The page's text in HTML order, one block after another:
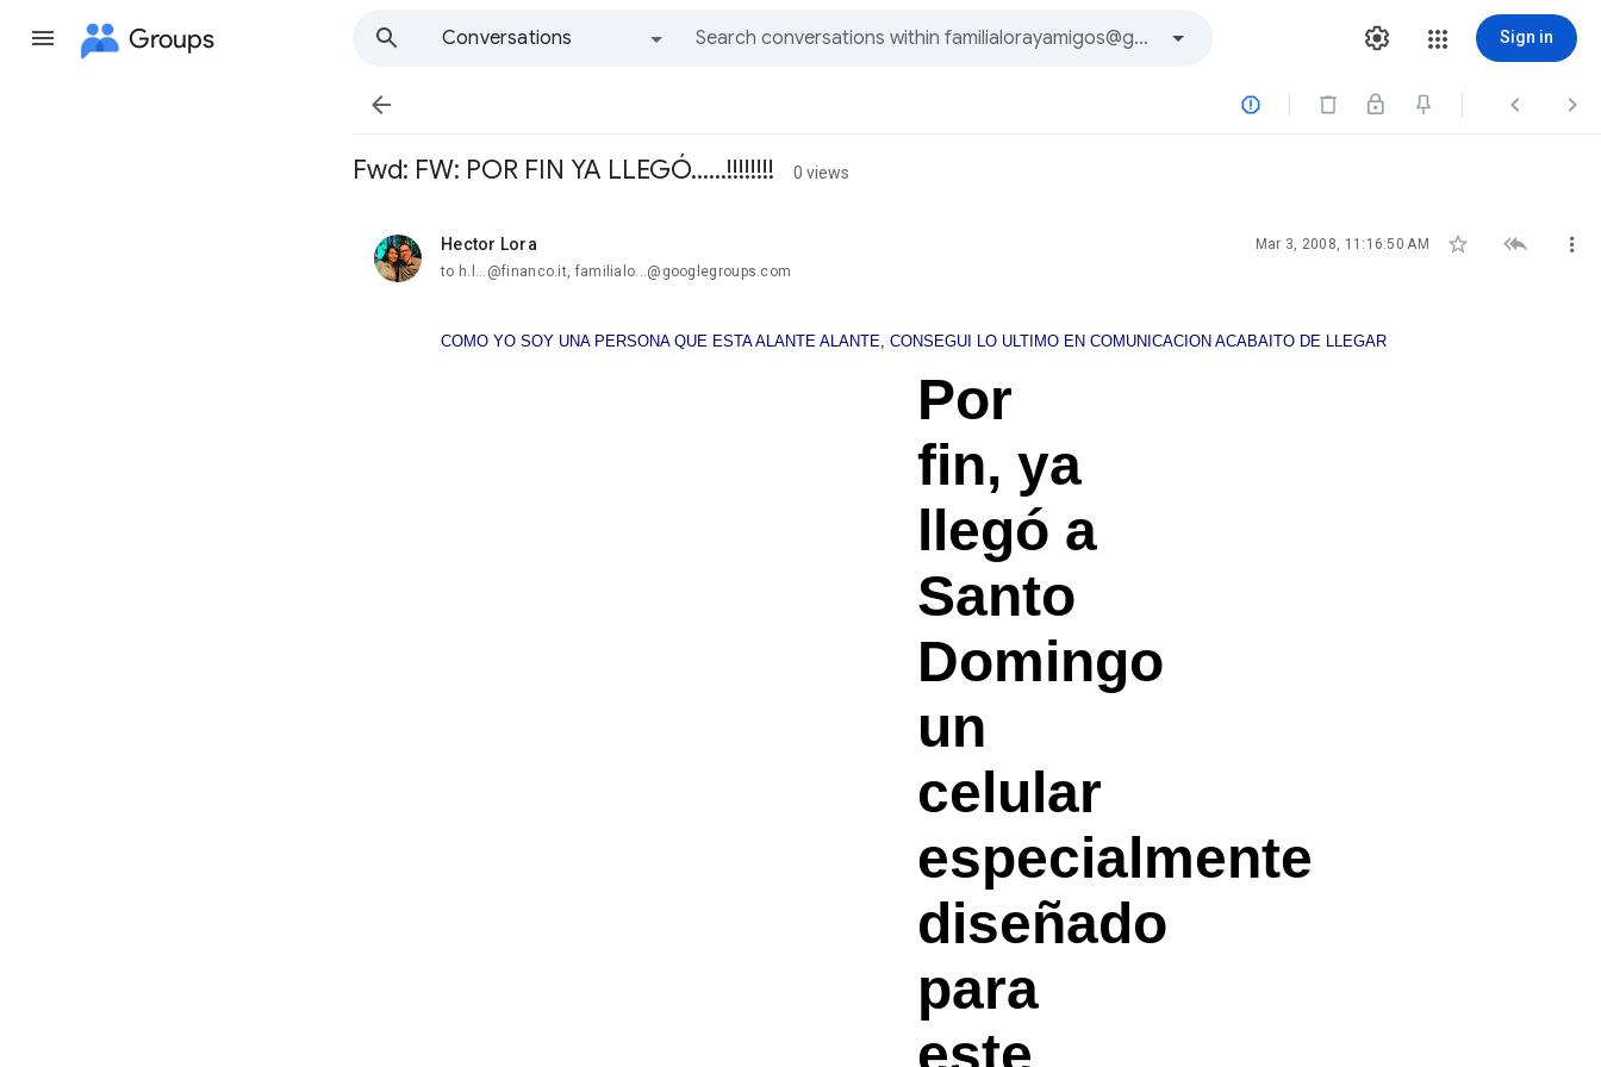
Groups
Conversations
Sign in
   
Fwd: FW: POR FIN YA LLEGÓ......!!!!!!!! 0 views
Hector Lora
unread, Mar 3, 2008, 11:16:50 AM   
to h.l...@financo.it, familialo...@googlegroups.com
COMO YO SOY UNA PERSONA QUE ESTA ALANTE ALANTE, CONSEGUI LO ULTIMO EN COMUNICACION ACABAITO DE LLEGAR
Por
fin, ya
llegó a
Santo
Domingo
un
celular
especialmente
diseñado
para